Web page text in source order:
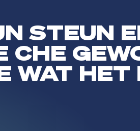
STEUN
CHE
WAT